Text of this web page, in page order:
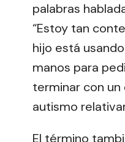
palabras
“Estoy tan
hijo está
manos para
terminar con
autismo
El término